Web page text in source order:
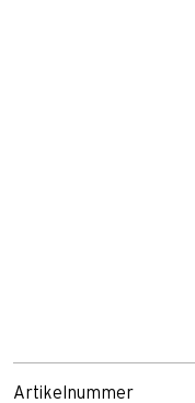
Artikelnummer